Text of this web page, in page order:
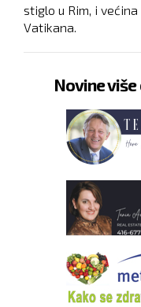
stiglo u Rim, i
Vatikana.
Novine